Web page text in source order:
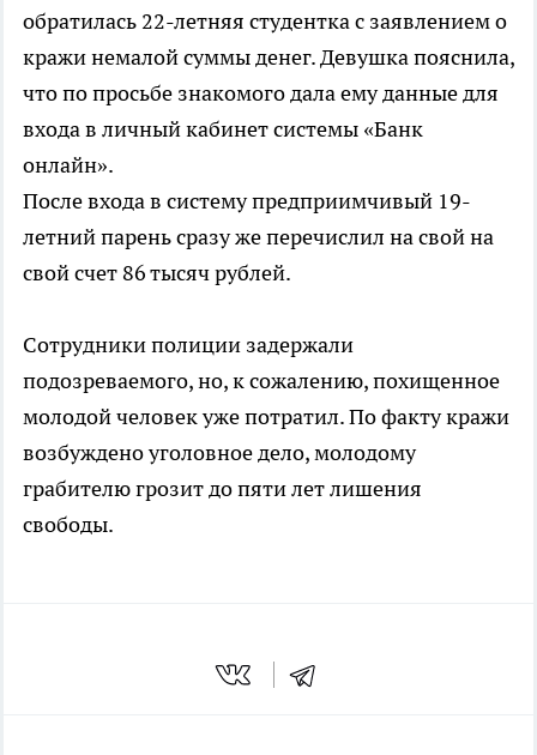
обратилась 22-летняя студентка с заявлением о
кражи немалой суммы денег. Девушка пояснила,
что по просьбе знакомого дала ему данные для
входа в личный кабинет системы «Банк
онлайн».
После входа в систему предприимчивый 19-
летний парень сразу же перечислил на свой на
свой счет 86 тысяч рублей.
Сотрудники полиции задержали
подозреваемого, но, к сожалению, похищенное
молодой человек уже потратил. По факту кражи
возбуждено уголовное дело, молодому
грабителю грозит до пяти лет лишения
свободы.